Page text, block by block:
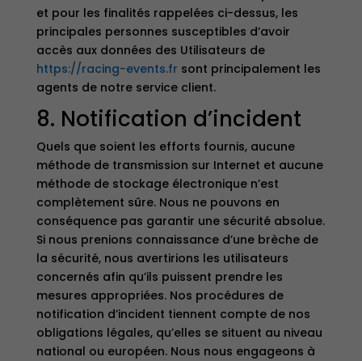
et pour les finalités rappelées ci-dessus, les
principales personnes susceptibles d’avoir
accès aux données des Utilisateurs de
https://racing-events.fr sont principalement les
agents de notre service client.
8. Notification d’incident
Quels que soient les efforts fournis, aucune
méthode de transmission sur Internet et aucune
méthode de stockage électronique n’est
complètement sûre. Nous ne pouvons en
conséquence pas garantir une sécurité absolue.
Si nous prenions connaissance d’une brèche de
la sécurité, nous avertirions les utilisateurs
concernés afin qu’ils puissent prendre les
mesures appropriées. Nos procédures de
notification d’incident tiennent compte de nos
obligations légales, qu’elles se situent au niveau
national ou européen. Nous nous engageons à